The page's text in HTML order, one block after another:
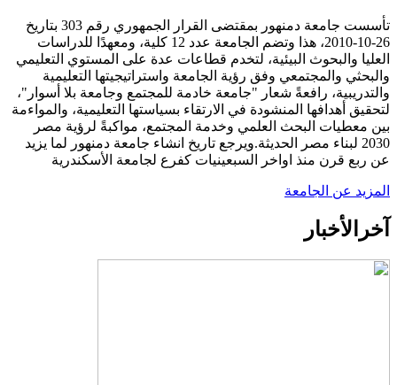
تأسست جامعة دمنهور بمقتضى القرار الجمهوري رقم 303 بتاريخ
26-10-2010، هذا وتضم الجامعة عدد 12 كلية، ومعهدًا للدراسات
العليا والبحوث البيئية، لتخدم قطاعات عدة على المستوي التعليمي
والبحثي والمجتمعي وفق رؤية الجامعة واستراتيجيتها التعليمية
والتدريبية، رافعةً شعار "جامعة خادمة للمجتمع وجامعة بلا أسوار"،
لتحقيق أهدافها المنشودة في الارتقاء بسياستها التعليمية، والمواءمة
بين معطيات البحث العلمي وخدمة المجتمع، مواكبةً لرؤية مصر
2030 لبناء مصر الحديثة.ويرجع تاريخ انشاء جامعة دمنهور لما يزيد
عن ربع قرن منذ اواخر السبعينيات كفرع لجامعة الأسكندرية
المزيد عن الجامعة
آخر الأخبار